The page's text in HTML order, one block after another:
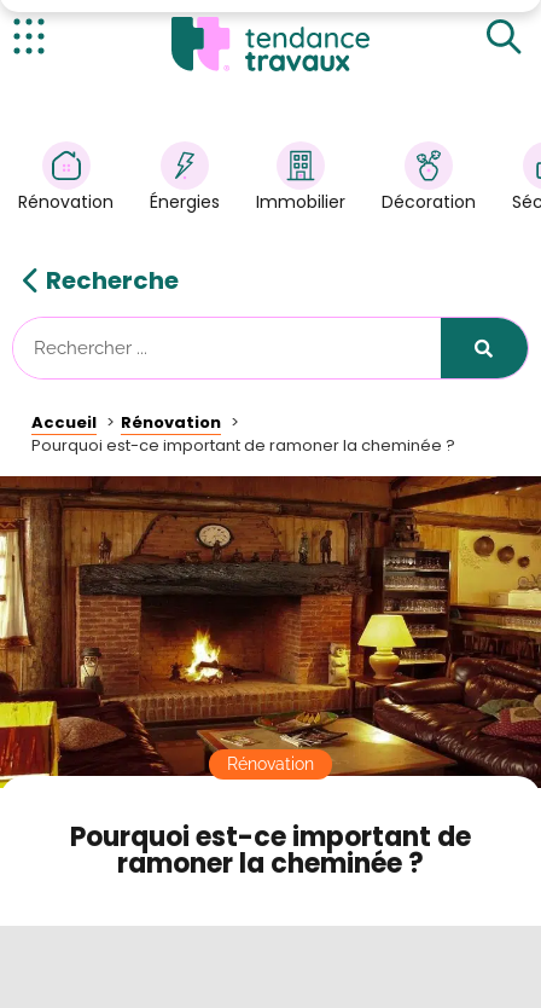
Énergies
Immobilier
Astuces/DIY
Tendance Travaux
Kit partenaire
À propos
Contact
Mode sombre
Rénovation Énergies Immobilier Décoration
Recherche
Accueil
Rénovation
Pourquoi est-ce important de ramoner la cheminée ?
Pourquoi doit-on ramoner la cheminée ?
Un professionnel est-il indispensable pour faire le
Pourquoi est-ce important de
ramoner la cheminée ?
Rénovation